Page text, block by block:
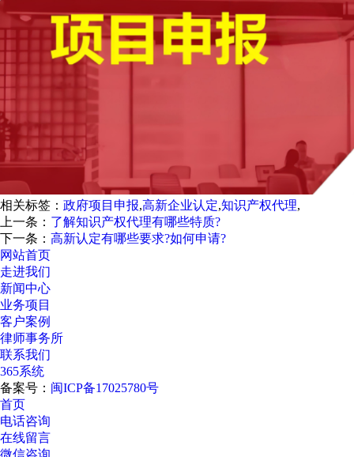
相关标签： 政府项目申报,高新企业认定,知识产权代理,
上一条： 了解知识产权代理有哪些特质?
下一条： 高新认定有哪些要求?如何申请?
网站首页
走进我们
新闻中心
业务项目
客户案例
律师事务所
联系我们
365系统
备案号： 闽ICP备17025780号
首页
电话咨询
在线留言
微信咨询